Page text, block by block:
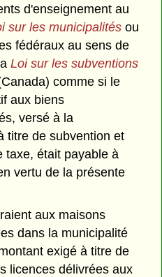
d'enseignement au
sur les municipalitésou
fédéraux au sens de
Loi sur les subventions
comme si le
aux biens
versé à la
titre de subvention et
taxe, était payable à
vertu de la présente
aux maisons
dans la municipalité
exigé à titre de
licences délivrées aux